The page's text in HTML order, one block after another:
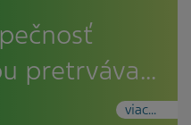
pretrváva…
viac...